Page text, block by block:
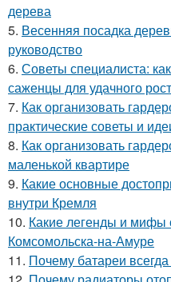
дерева
5. Весенняя посадка
руководство
6. Советы специалиста:
саженцы для удачного
7. Как организовать
практические советы и
8. Как организовать
маленькой квартире
9. Какие основные
внутри Кремля
10. Какие легенды и мифы
Комсомольска-на-Амуре
11. Почему батареи